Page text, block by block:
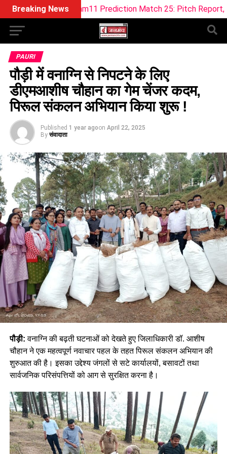
Breaking News
Dream11 Prediction Match 25: Pitch Report, Playing 11 &
PAURI
पौड़ी में वनाग्नि से निपटने के लिए
डीएमआशीष चौहान का गेम चेंजर कदम,
पिरूल संकलन अभियान किया शुरू !
Published 1 year agoon April 22, 2025
By संवादाता
पौड़ी: वनाग्नि की बढ़ती घटनाओं को देखते हुए जिलाधिकारी डॉ. आशीष
चौहान ने एक महत्वपूर्ण नवाचार पहल के तहत पिरूल संकलन अभियान की
शुरुआत की है। इसका उद्देश्य जंगलों से सटे कार्यालयों, बसावटों तथा
सार्वजनिक परिसंपत्तियों को आग से सुरक्षित करना है।